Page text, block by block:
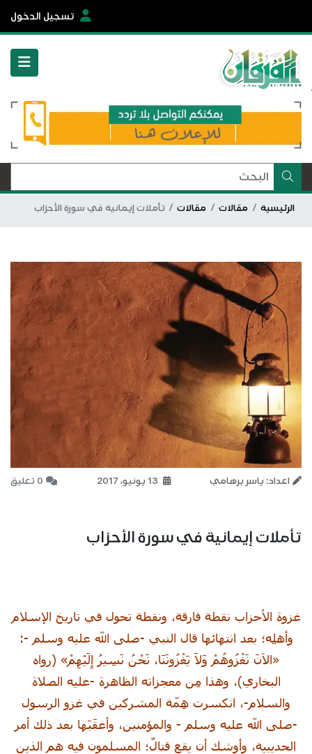
تسجيل الدخول
الرئيسية مقالات مقالات تأملات إيمانية في سورة الأحزاب
اعداد: ياسر برهامي 0 تعليق
تأملات إيمانية في سورة الأحزاب
غزوة الأحزاب نقطة فارقة، ونقطة تحول في تاريخ الإسلام
وأهلِه؛ بعد انتهائها قال النبي -صلى الله عليه وسلم -:
«الآنَ نَغْزُوهُمْ وَلاَ يَغْزُونَنَا، نَحْنُ نَسِيرُ إِلَيْهِمْ» (رواه
البخاري)، وهذا مِن معجزاته الظاهرة -عليه الصلاة
والسلام-، انكسرت هِمّة المشركين في غزو الرسول
-صلى الله عليه وسلم - والمؤمنين، وأعقَبَها بعد ذلك أمر
الحديبية، وأوشك أن يقع قتالٌ؛ المسلمون فيه هم الذين